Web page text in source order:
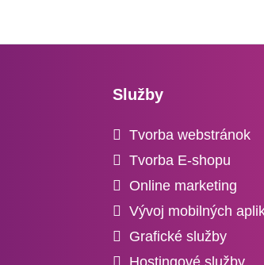
Služby
Tvorba webstránok
Tvorba E-shopu
Online marketing
Vývoj mobilných
Grafické služby
Hostingové služby